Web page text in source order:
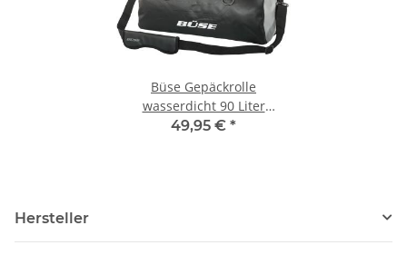
Büse Gepäckrolle
wasserdicht 90 Liter
schwarz
49,95 € *
Hersteller